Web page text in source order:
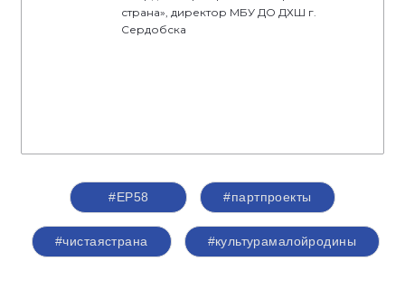
страна», директор МБУ ДО ДХШ г.
Сердобска
#ЕР58 #партпроекты
#чистаястрана #культурамалойродины